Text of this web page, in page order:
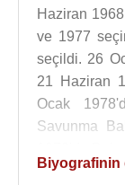
Haziran
ve 1977
seçildi. 26
21 Haziran
Ocak
Savunma
Biyografinin